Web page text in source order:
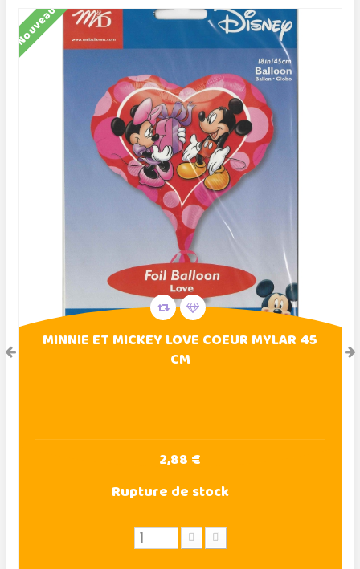
Nouveau
MINNIE ET MICKEY LOVE COEUR MYLAR 45
CM
2,88 €
Rupture de stock